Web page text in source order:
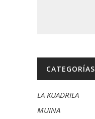
CATEGORÍAS
LA KUADRILA
MUINA